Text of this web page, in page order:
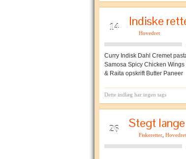
14 Indiske
Hovedret
Curry Indisk Dahl Cremet
Samosa Spicy Chicken
& Raita opskrift Butter Paneer
Dette indlæg har ingen tags
26 Stegt lange
Fiskeretter Hovedret